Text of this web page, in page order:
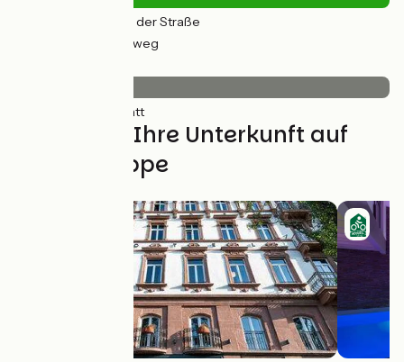
(2%) Auf der Straße
(98%) Radweg
(100%) Glatt
Finden Sie Ihre Unterkunft auf
dieser Etappe